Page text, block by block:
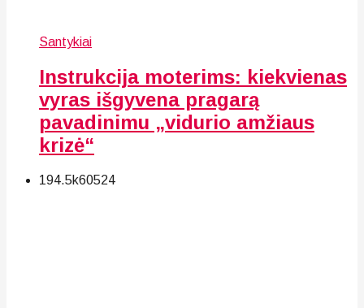
Santykiai
Instrukcija moterims: kiekvienas
vyras išgyvena pragarą
pavadinimu „vidurio amžiaus
krizė“
194.5k60524